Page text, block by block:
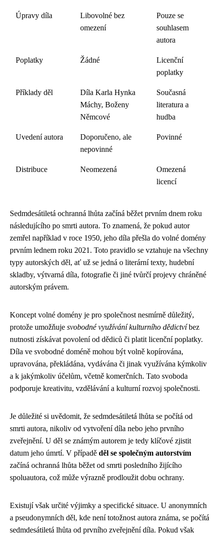
Úpravy díla
Libovolné bez
omezení
Pouze se
souhlasem
autora
Poplatky Žádné
Licenční
poplatky
Příklady děl
Díla Karla Hynka
Máchy, Boženy
Němcové
Současná
literatura a
hudba
Uvedení autora
Doporučeno, ale
nepovinné
Povinné
Distribuce Neomezená
Omezená
licencí
Sedmdesátiletá ochranná lhůta začíná běžet prvním dnem roku
následujícího po smrti autora. To znamená, že pokud autor
zemřel například v roce 1950, jeho díla přešla do volné domény
prvním lednem roku 2021. Toto pravidlo se vztahuje na všechny
typy autorských děl, ať už se jedná o literární texty, hudební
skladby, výtvarná díla, fotografie či jiné tvůrčí projevy chráněné
autorským právem.
Koncept volné domény je pro společnost nesmírně důležitý,
protože umožňuje svobodné využívání kulturního dědictvíbez
nutnosti získávat povolení od dědiců či platit licenční poplatky.
Díla ve svobodné doméně mohou být volně kopírována,
upravována, překládána, vydávána či jinak využívána kýmkoliv
a k jakýmkoliv účelům, včetně komerčních. Tato svoboda
podporuje kreativitu, vzdělávání a kulturní rozvoj společnosti.
Je důležité si uvědomit, že sedmdesátiletá lhůta se počítá od
smrti autora, nikoliv od vytvoření díla nebo jeho prvního
zveřejnění. U děl se známým autorem je tedy klíčové zjistit
datum jeho úmrtí. V případě děl se společným autorstvím
začíná ochranná lhůta běžet od smrti posledního žijícího
spoluautora, což může výrazně prodloužit dobu ochrany.
Existují však určité výjimky a specifické situace. U anonymních
a pseudonymních děl, kde není totožnost autora známa, se počítá
sedmdesátiletá lhůta od prvního zveřejnění díla. Pokud však